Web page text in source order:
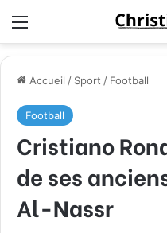
Accueil / Sport / Football
Football
Cristiano
de ses
Al-Nassr